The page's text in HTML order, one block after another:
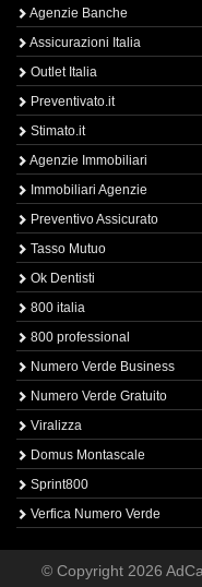
Agenzie Banche
Assicurazioni Italia
Outlet Italia
Preventivato.it
Stimato.it
Agenzie Immobiliari
Immobiliari Agenzie
Preventivo Assicurato
Tasso Mutuo
Ok Dentisti
800 italia
800 professional
Numero Verde Business
Numero Verde Gratuito
Viralizza
Domus Montascale
Sprint800
Verfica Numero Verde
© Copyright 2026